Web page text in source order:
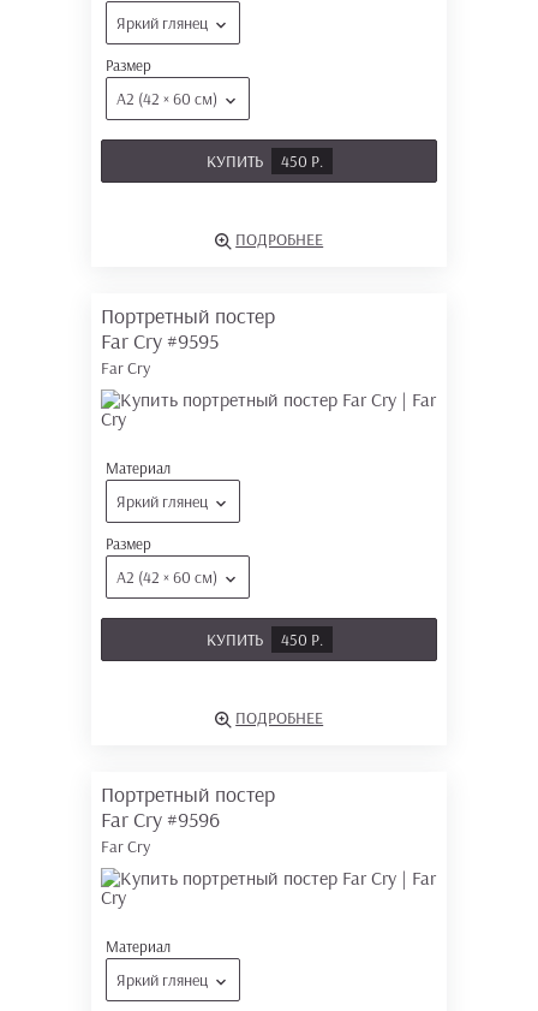
Яркий глянец
Размер
А2 (42 × 60 см)
КУПИТЬ 450 Р.
ПОДРОБНЕЕ
Портретный постер
Far Cry #9595
Far Cry
Материал
Яркий глянец
Размер
А2 (42 × 60 см)
КУПИТЬ 450 Р.
ПОДРОБНЕЕ
Портретный постер
Far Cry #9596
Far Cry
Материал
Яркий глянец